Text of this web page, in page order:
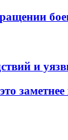
и
заметнее